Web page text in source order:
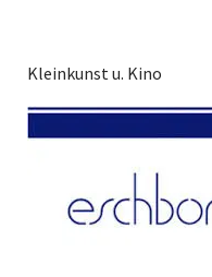
Kleinkunst u. Kino